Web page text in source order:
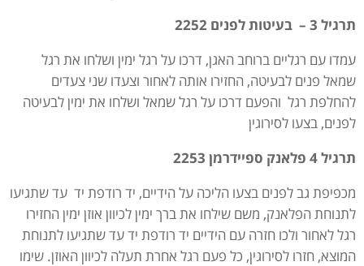
תרגיל 3 – בעיטות לפנים 2252
עמדו עם רגליים ברוחב האגן, דרכו על רגל ימין ושלחו את רגל
שמאל פנים לבעיטה, החזירו אותה לאחור וצעדו שני צעדים
להחלפת רגל והפעם דרכו על רגל שמאל ושלחו את ימין לבעיטה
לפנים, בצעו לסירוגין
תרגיל 4 פלאנק ספיידרמן 2253
מכפיפת גב לפנים בצעו הליכה על הידיים, יד רודפת יד עד שתגיעו
לתנוחת הפלאנק, משם שילחו את ברך ימין לכיוון אוזן ימין החזירו
רגל לאחור ולכו חזרה עם הידיים יד רודפת יד עד שתגיעו לתנוחת
המוצא, חזרו לסירוגין, כל פעם רגל אחרת תעלה לכיוון האוזן. שימו